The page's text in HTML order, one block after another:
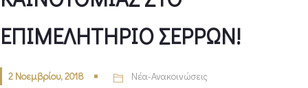
ΕΠΙΜΕΛΗΤΗΡΙΟ ΣΕΡΡΩΝ!
2 Νοεμβρίου, 2018 Νέα-Ανακοινώσεις